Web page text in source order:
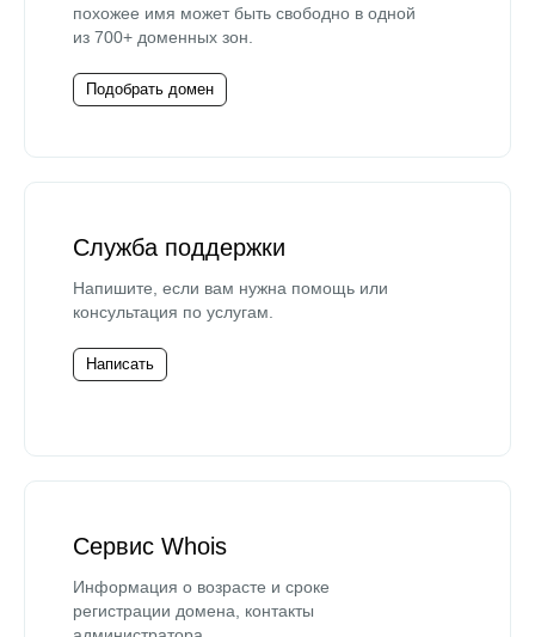
похожее имя может быть свободно в одной
из 700+ доменных зон.
Подобрать домен
Служба поддержки
Напишите, если вам нужна помощь или
консультация по услугам.
Написать
Сервис Whois
Информация о возрасте и сроке
регистрации домена, контакты